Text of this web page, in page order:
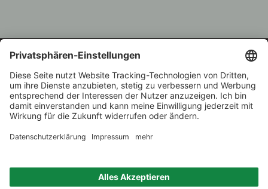
Beratung unter
+49 421 696 797-0
1.000 Winzer –
Über 7.000 Weine
Weinhändler
des Jahres 2022